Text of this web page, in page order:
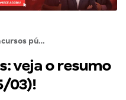
Concursos públicos: veja o resumo de quinta-feira (05/03)!
veja o resumo
03)!